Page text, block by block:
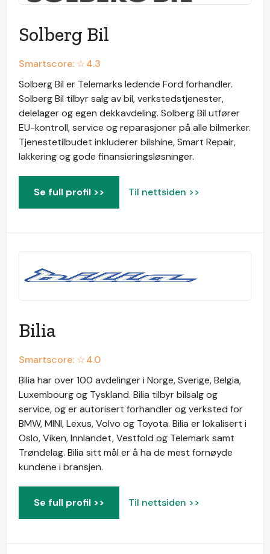
Solberg Bil
Smartscore: ☆4.3
Solberg Bil er Telemarks ledende Ford forhandler.
Solberg Bil tilbyr salg av bil, verkstedstjenester,
delelager og egen dekkavdeling. Solberg Bil utfører
EU-kontroll, service og reparasjoner på alle bilmerker.
Tjenestetilbudet inkluderer bilshine, Smart Repair,
lakkering og gode finansieringsløsninger.
Se full profil >> Til nettsiden >>
Bilia
Smartscore: ☆4.0
Bilia har over 100 avdelinger i Norge, Sverige, Belgia,
Luxembourg og Tyskland. Bilia tilbyr bilsalg og
service, og er autorisert forhandler og verksted for
BMW, MINI, Lexus, Volvo og Toyota. Bilia er lokalisert i
Oslo, Viken, Innlandet, Vestfold og Telemark samt
Trøndelag. Bilia sitt mål er å ha de mest fornøyde
kundene i bransjen.
Se full profil >> Til nettsiden >>